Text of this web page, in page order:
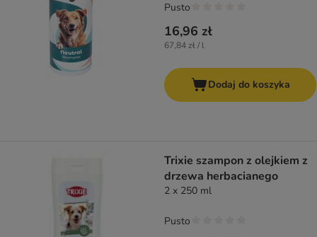
16,96 zł
67,84 zł / l
Pusto
Dodaj do koszyka
Trixie szampon z olejkiem z
drzewa herbacianego
2 x 250 ml
Pusto